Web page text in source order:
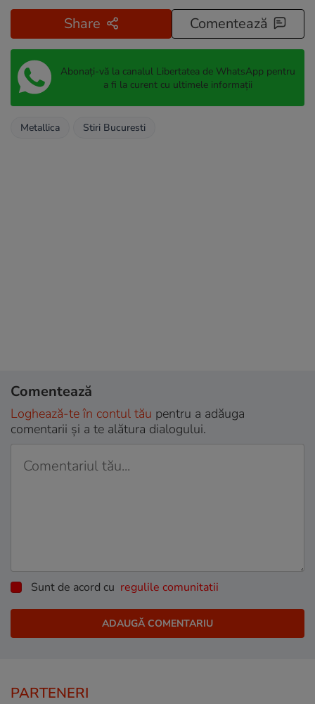
Share Comentează
Abonați-vă la canalul Libertatea de WhatsApp pentru
a fi la curent cu ultimele informații
Metallica Stiri Bucuresti
Comentează
Loghează-te în contul tău pentru a adăuga
comentarii și a te alătura dialogului.
Sunt de acord cu regulile comunitatii
PARTENERI